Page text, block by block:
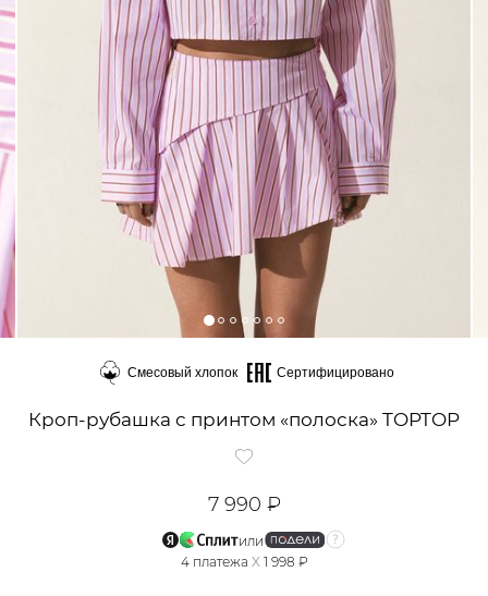
Смесовый хлопок Сертифицировано
Кроп-рубашка с принтом «полоска» TOPTOP
7 990 ₽
или
4 платежа X 1 998 ₽